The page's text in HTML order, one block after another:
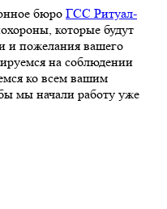
бюро ГСС Ритуал-
которые будут
и пожелания вашего
на соблюдении
ко всем вашим
мы начали работу уже